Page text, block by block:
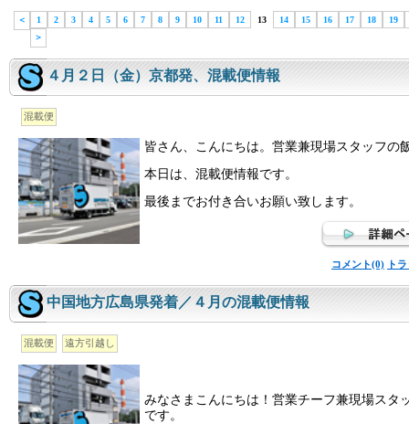
＜ 1 2 3 4 5 6 7 8 9 10 11 12 13 14 15 16 17 18 19
＞
４月２日（金）京都発、混載便情報
混載便
皆さん、こんにちは。営業兼現場スタッフの
本日は、混載便情報です。
最後までお付き合いお願い致します。
コメント(0) ト
中国地方広島県発着／４月の混載便情報
混載便 遠方引越し
みなさまこんにちは！営業チーフ兼現場スタ
です。